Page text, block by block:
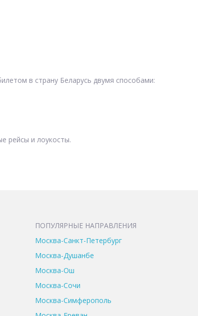
в страну Беларусь двумя способами:
рейсы и лоукосты.
ПОПУЛЯРНЫЕ НАПРАВЛЕНИЯ
Москва-Санкт-Петербург
Москва-Душанбе
Москва-Ош
Москва-Сочи
Москва-Симферополь